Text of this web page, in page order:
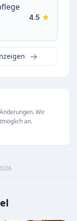
4.5
Wir
an.